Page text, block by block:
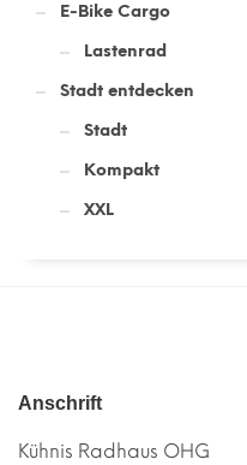
E-Bike Cargo
Lastenrad
Stadt entdecken
Stadt
Kompakt
XXL
Anschrift
Kühnis Radhaus OHG